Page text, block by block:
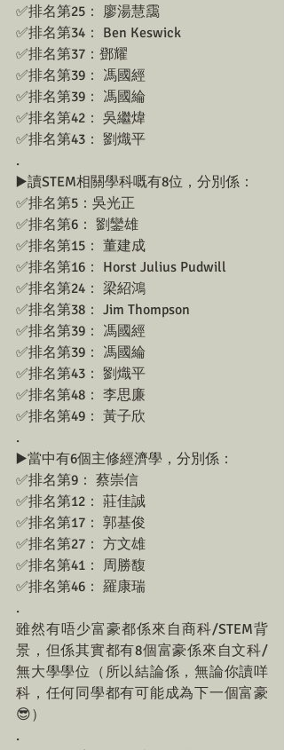
✅排名第25： 廖湯慧靄
✅排名第34： Ben Keswick
✅排名第37：鄧耀
✅排名第39： 馮國經
✅排名第39： 馮國綸
✅排名第42： 吳繼煒
✅排名第43： 劉熾平
.
▶️讀STEM相關學科嘅有8位，分別係：
✅排名第5：吳光正
✅排名第6： 劉鑾雄
✅排名第15： 董建成
✅排名第16： Horst Julius Pudwill
✅排名第24： 梁紹鴻
✅排名第38： Jim Thompson
✅排名第39： 馮國經
✅排名第39： 馮國綸
✅排名第43： 劉熾平
✅排名第48： 李思廉
✅排名第49： 黃子欣
.
▶️當中有6個主修經濟學，分別係：
✅排名第9： 蔡崇信
✅排名第12： 莊佳誠
✅排名第17： 郭基俊
✅排名第27： 方文雄
✅排名第41： 周勝馥
✅排名第46： 羅康瑞
.
雖然有唔少富豪都係來自商科/STEM背
景，但係其實都有8個富豪係來自文科/
無大學學位（所以結論係，無論你讀咩
科，任何同學都有可能成為下一個富豪
😎）
.